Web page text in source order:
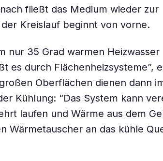
fließt das Medium wieder zur
Kreislauf beginnt von vorne.
nur 35 Grad warmen Heizwasser
es durch Flächenheizsysteme”,
Oberflächen dienen dann
Kühlung: “Das System kann
laufen und Wärme aus dem
Wärmetauscher an das kühle